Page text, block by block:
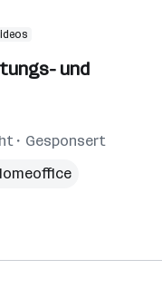
und
Gesponsert